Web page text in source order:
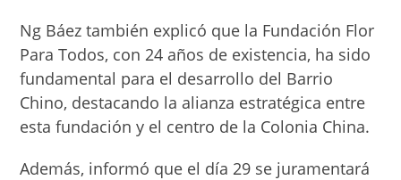
Ng Báez también explicó que la Fundación Flor
Para Todos, con 24 años de existencia, ha sido
fundamental para el desarrollo del Barrio
Chino, destacando la alianza estratégica entre
esta fundación y el centro de la Colonia China.
Además, informó que el día 29 se juramentará